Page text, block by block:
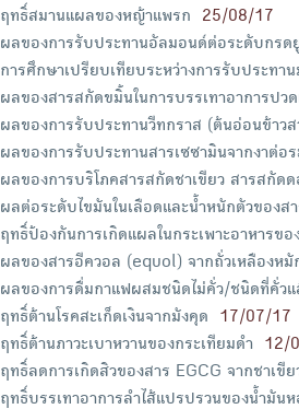
ฤทธิ์สมานแผลของหญ้าแพรก
25/08/17
ผลของการรับประทานอัลมอนด์ต่อระดับกรด
การศึกษาเปรียบเทียบระหว่างการรับประทา
ผลของสารสกัดขมิ้นในการบรรเทาอาการป
ผลของการรับประทานวีทกราส (ต้นอ่อนข้าว
ผลของการรับประทานสารเซซามินจากงาต่อ
ผลของการบริโภคสารสกัดชาเขียว สารสกัด
ผลต่อระดับไขมันในเลือดและน้ำหนักตัวของส
ฤทธิ์ป้องกันการเกิดแผลในกระเพาะอาหารขอ
ผลของสารอีควอล (equol) จากถั่วเหลืองห
ผลของการดื่มกาแฟผสมชนิดไม่คั่ว/ชนิดที่คั่ว
ฤทธิ์ต้านโรคสะเก็ดเงินจากมังคุด
17/07/17
ฤทธิ์ต้านภาวะเบาหวานของกระเทียมดำ
12/
ฤทธิ์ลดการเกิดสิวของสาร EGCG จากชาเขี
ฤทธิ์บรรเทาอาการลำไส้แปรปรวนของน้ำมัน